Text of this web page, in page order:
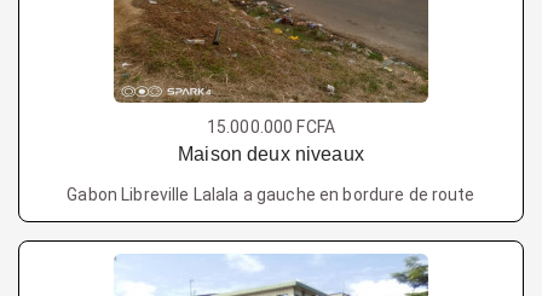
15.000.000 FCFA
Maison deux niveaux
Gabon Libreville Lalala a gauche en bordure de route